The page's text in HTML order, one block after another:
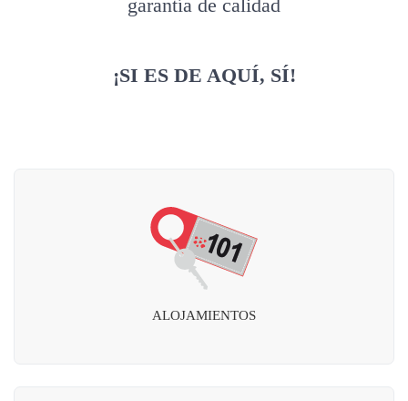
garantía de calidad
¡SI ES DE AQUÍ, SÍ!
ALOJAMIENTOS